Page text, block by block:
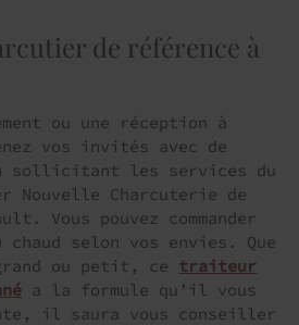
de référence à
ou une réception à
vos invités avec de
sollicitant les services du
Nouvelle Charcuterie de
Vous pouvez commander
selon vos envies. Que
ou petit, ce traiteur
a la formule qu’il vous
il saura vous conseiller